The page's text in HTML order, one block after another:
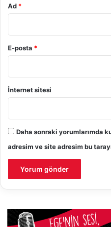
Ad *
E-posta *
İnternet sitesi
Daha sonraki yorumlarımda
adresim ve site adresim bu